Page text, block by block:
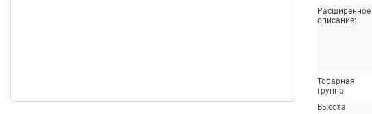
Расширенное
описание:
Товарная
группа:
Высота